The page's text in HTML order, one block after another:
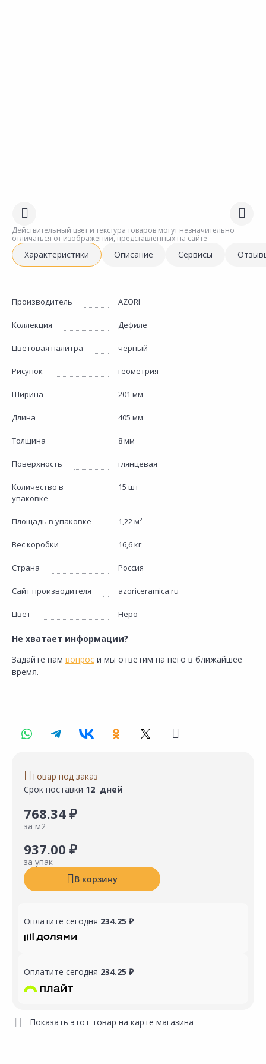
Действительный цвет и текстура товаров могут незначительно
отличаться от изображений, представленных на сайте
Характеристики Описание Сервисы
Производитель AZORI
Коллекция Дефиле
Цветовая палитра чёрный
Рисунок геометрия
Ширина 201 мм
Длина 405 мм
Толщина 8 мм
Поверхность глянцевая
Количество в
упаковке
15 шт
Площадь в упаковке 1,22 м²
Вес коробки 16,6 кг
Страна Россия
Сайт производителя azoriceramica.ru
Цвет Неро
Не хватает информации?
Задайте нам вопрос и мы ответим на него в ближайшее
время.
Товар под заказ
Срок поставки 12 дней
768.34 ₽
за м2
937.00 ₽
за упак
В корзину
Оплатите сегодня 234.25 ₽
Оплатите сегодня 234.25 ₽
Показать этот товар на карте магазина